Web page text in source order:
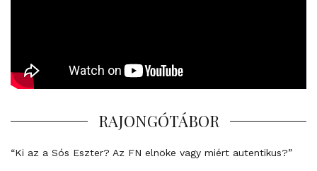
RAJONGÓTÁBOR
“Ki az a Sós Eszter? Az FN elnöke vagy miért autentikus?”